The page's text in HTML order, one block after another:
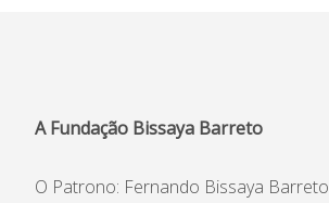
A Fundação Bissaya Barreto
O Patrono: Fernando Bissaya Barreto